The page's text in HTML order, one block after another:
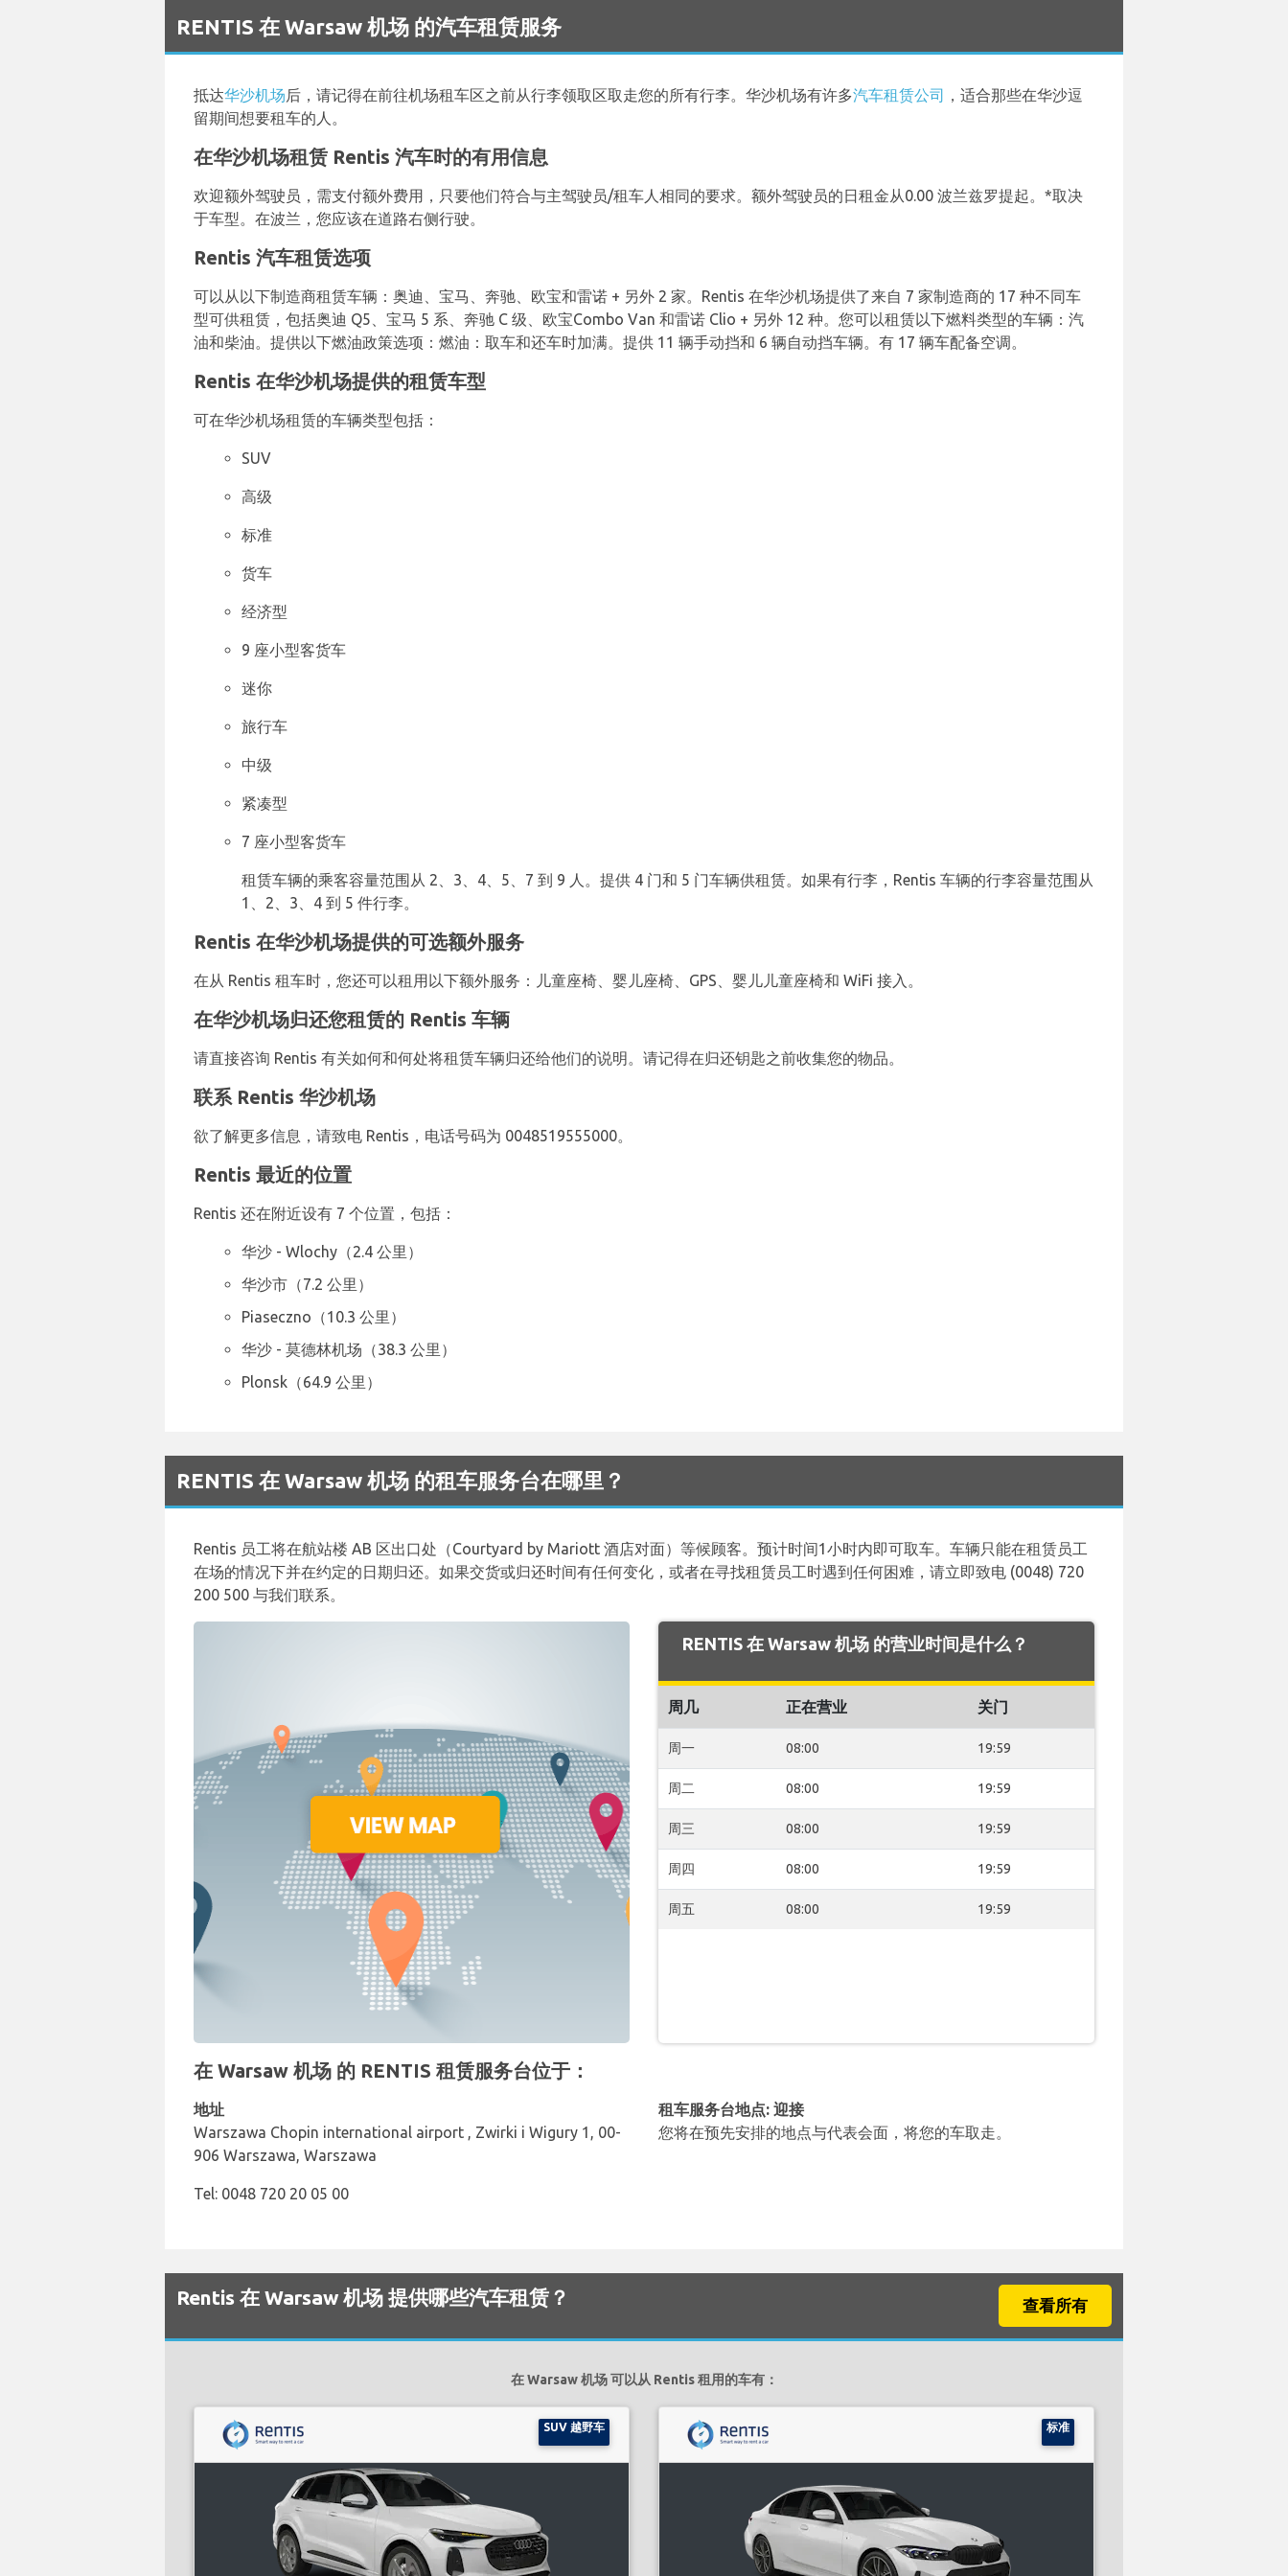
RENTIS 在 Warsaw 机场 的汽车租赁服务
抵达华沙机场后，请记得在前往机场租车区之前从行李领取区取走您的所有行李。华沙机场有许多汽车租赁公司 ，适合那些在华沙逗
留期间想要租车的人。
在华沙机场租赁 Rentis 汽车时的有用信息
欢迎额外驾驶员，需支付额外费用，只要他们符合与主驾驶员/租车人相同的要求。额外驾驶员的日租金从0.00 波兰兹罗提起。*取决
于车型。在波兰，您应该在道路右侧行驶。
Rentis 汽车租赁选项
可以从以下制造商租赁车辆：奥迪、宝马、奔驰、欧宝和雷诺 + 另外 2 家。Rentis 在华沙机场提供了来自 7 家制造商的 17 种不同车
型可供租赁，包括奥迪 Q5、宝马 5 系、奔驰 C 级、欧宝Combo Van 和雷诺 Clio + 另外 12 种。您可以租赁以下燃料类型的车辆：汽
油和柴油。提供以下燃油政策选项：燃油：取车和还车时加满。提供 11 辆手动挡和 6 辆自动挡车辆。有 17 辆车配备空调。
Rentis 在华沙机场提供的租赁车型
可在华沙机场租赁的车辆类型包括：
SUV
高级
标准
货车
经济型
9 座小型客货车
迷你
旅行车
中级
紧凑型
7 座小型客货车
租赁车辆的乘客容量范围从 2、3、4、5、7 到 9 人。提供 4 门和 5 门车辆供租赁。如果有行李，Rentis 车辆的行李容量范围从
1、2、3、4 到 5 件行李。
Rentis 在华沙机场提供的可选额外服务
在从 Rentis 租车时，您还可以租用以下额外服务：儿童座椅、婴儿座椅、GPS、婴儿儿童座椅和 WiFi 接入。
在华沙机场归还您租赁的 Rentis 车辆
请直接咨询 Rentis 有关如何和何处将租赁车辆归还给他们的说明。请记得在归还钥匙之前收集您的物品。
联系 Rentis 华沙机场
欲了解更多信息，请致电 Rentis，电话号码为 0048519555000。
Rentis 最近的位置
Rentis 还在附近设有 7 个位置，包括：
华沙 - Wlochy（2.4 公里）
华沙市（7.2 公里）
Piaseczno（10.3 公里）
华沙 - 莫德林机场（38.3 公里）
Plonsk（64.9 公里）
RENTIS 在 Warsaw 机场 的租车服务台在哪里？
Rentis 员工将在航站楼 AB 区出口处（Courtyard by Mariott 酒店对面）等候顾客。预计时间1小时内即可取车。车辆只能在租赁员工
在场的情况下并在约定的日期归还。如果交货或归还时间有任何变化，或者在寻找租赁员工时遇到任何困难，请立即致电 (0048) 720
200 500 与我们联系。
RENTIS 在 Warsaw 机场 的营业时间是什么？
周几 正在营业 关门
周一 08:00 19:59
周二 08:00 19:59
周三 08:00 19:59
周四 08:00 19:59
周五 08:00 19:59
在 Warsaw 机场 的 RENTIS 租赁服务台位于：
地址
Warszawa Chopin international airport , Zwirki i Wigury 1, 00-
906 Warszawa, Warszawa
Tel: 0048 720 20 05 00
租车服务台地点: 迎接
您将在预先安排的地点与代表会面，将您的车取走。
Rentis 在 Warsaw 机场 提供哪些汽车租赁？ 查看所有
在 Warsaw 机场 可以从 Rentis 租用的车有：
SUV 越野车 标准